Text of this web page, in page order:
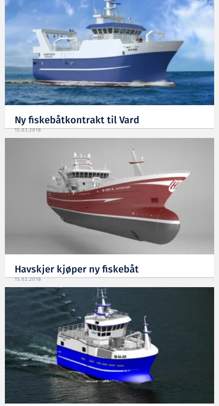
Ny fiskebåtkontrakt til Vard
15.03.2018
Havskjer kjøper ny fiskebåt
15.02.2018